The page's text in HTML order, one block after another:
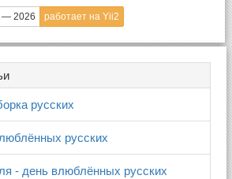
— 2026 работает на Yii2
русских
русских
- день влюблённых русских